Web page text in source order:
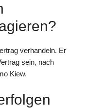
verhandeln. Er
sein, nach
Kiew.